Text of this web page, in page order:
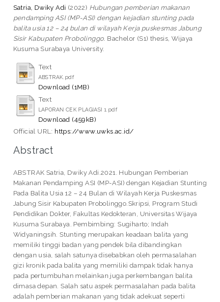
Satria, Dwiky Adi (2022) Hubungan pemberian makanan
pendamping ASI (MP-ASI) dengan kejadian stunting pada
balita usia 12 – 24 bulan di wilayah Kerja puskesmas Jabung
Sisir Kabupaten Probolinggo. Bachelor (S1) thesis, Wijaya
Kusuma Surabaya University.
Text
ABSTRAK.pdf
Download (1MB)
Text
LAPORAN CEK PLAGIASI 1.pdf
Download (459kB)
Official URL: https://www.uwks.ac.id/
Abstract
ABSTRAK Satria, Dwiky Adi.2021. Hubungan Pemberian
Makanan Pendamping ASI (MP-ASI) dengan Kejadian Stunting
Pada Balita Usia 12 – 24 Bulan di Wilayah Kerja Puskesmas
Jabung Sisir Kabupaten Probolinggo.Skripsi, Program Studi
Pendidikan Dokter, Fakultas Kedokteran, Universitas Wijaya
Kusuma Surabaya. Pembimbing: Sugiharto; Indah
Widyaningsih. Stunting merupakan keadaan balita yang
memiliki tinggi badan yang pendek bila dibandingkan
dengan usia, salah satunya disebabkan oleh permasalahan
gizi kronik pada balita yang memiliki dampak tidak hanya
pada pertumbuhan melainkan juga perkembangan balita
dimasa depan. Salah satu aspek permasalahan pada balita
adalah pemberian makanan yang tidak adekuat seperti